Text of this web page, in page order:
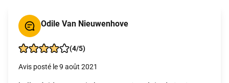
Odile Van Nieuwenhove
(4/5)
Avis posté le 9 août 2021